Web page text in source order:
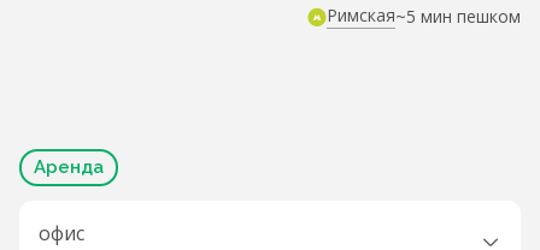
Римская~5 мин пешком
Аренда
офис